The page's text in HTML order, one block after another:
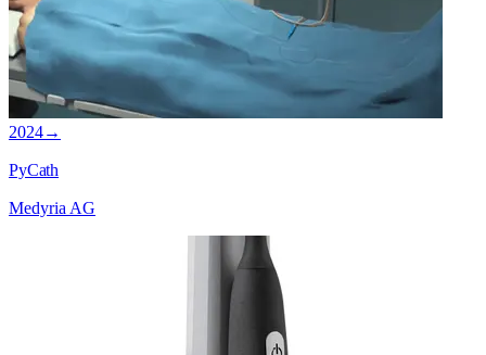
2024→
PyCath
Medyria AG